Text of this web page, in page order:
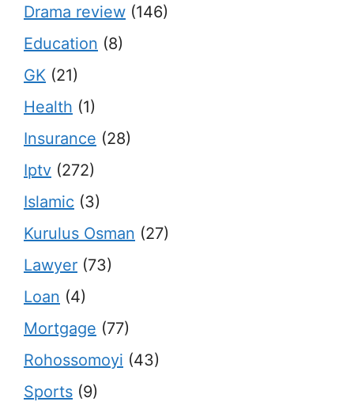
Drama review (146)
Education (8)
GK (21)
Health (1)
Insurance (28)
Iptv (272)
Islamic (3)
Kurulus Osman (27)
Lawyer (73)
Loan (4)
Mortgage (77)
Rohossomoyi (43)
Sports (9)